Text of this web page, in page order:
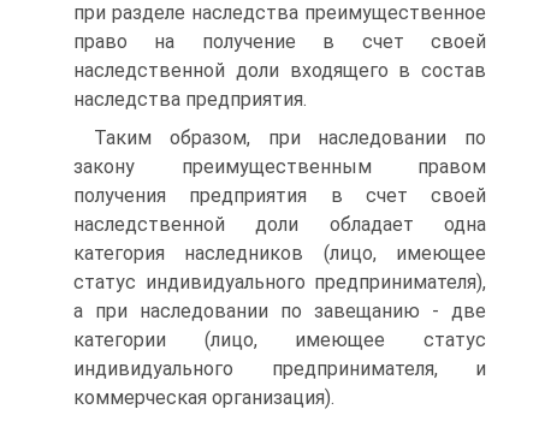
при разделе наследства преимущественное
право на получение в счет своей
наследственной доли входящего в состав
наследства предприятия.
Таким образом, при наследовании по
закону преимущественным правом
получения предприятия в счет своей
наследственной доли обладает одна
категория наследников (лицо, имеющее
статус индивидуального предпринимателя),
а при наследовании по завещанию - две
категории (лицо, имеющее статус
индивидуального предпринимателя, и
коммерческая организация).